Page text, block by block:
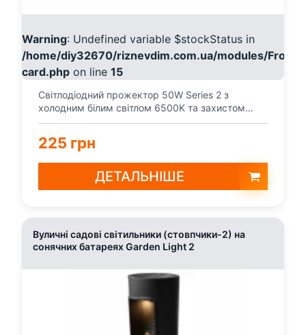
Warning: Undefined variable $stockStatus in
/home/diy32670/riznevdim.com.ua/modules/
card.php on line 15
Світлодіодний прожектор 50W Series 2 з
холодним білим світлом 6500K та захистом
IP66. Яскравий LED п...
225 грн
ДЕТАЛЬНІШЕ
Вуличні садові світильники (стовпчики-2) на
сонячних батареях Garden Light 2